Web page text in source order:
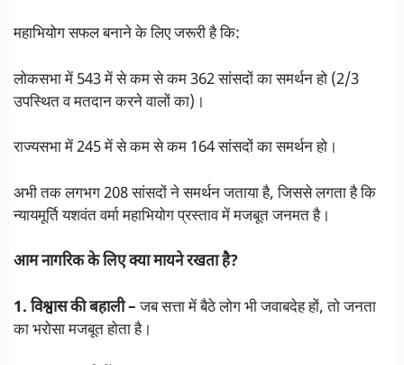
महाभियोग सफल बनाने के लिए जरूरी है कि:
लोकसभा में 543 में से कम से कम 362 सांसदों का समर्थन हो (2/3
उपस्थित व मतदान करने वालों का)।
राज्यसभा में 245 में से कम से कम 164 सांसदों का समर्थन हो।
अभी तक लगभग 208 सांसदों ने समर्थन जताया है, जिससे लगता है कि
न्यायमूर्ति यशवंत वर्मा महाभियोग प्रस्ताव में मजबूत जनमत है।
आम नागरिक के लिए क्या मायने रखता है?
1. विश्वास की बहाली –जब सत्ता में बैठे लोग भी जवाबदेह हों, तो जनता
का भरोसा मजबूत होता है।